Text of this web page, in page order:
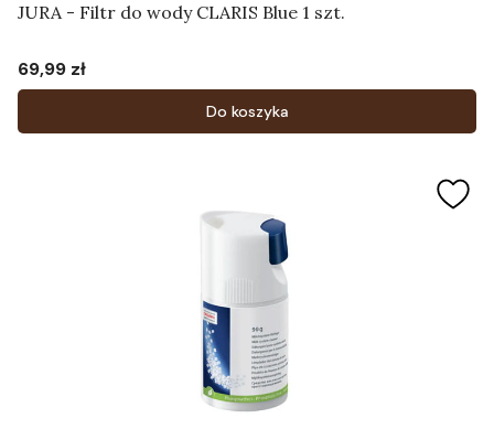
JURA - Filtr do wody CLARIS Blue 1 szt.
Cena
69,99 zł
Do koszyka